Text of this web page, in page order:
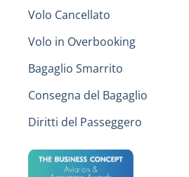
Volo Cancellato
Volo in Overbooking
Bagaglio Smarrito
Consegna del Bagaglio
Diritti del Passeggero